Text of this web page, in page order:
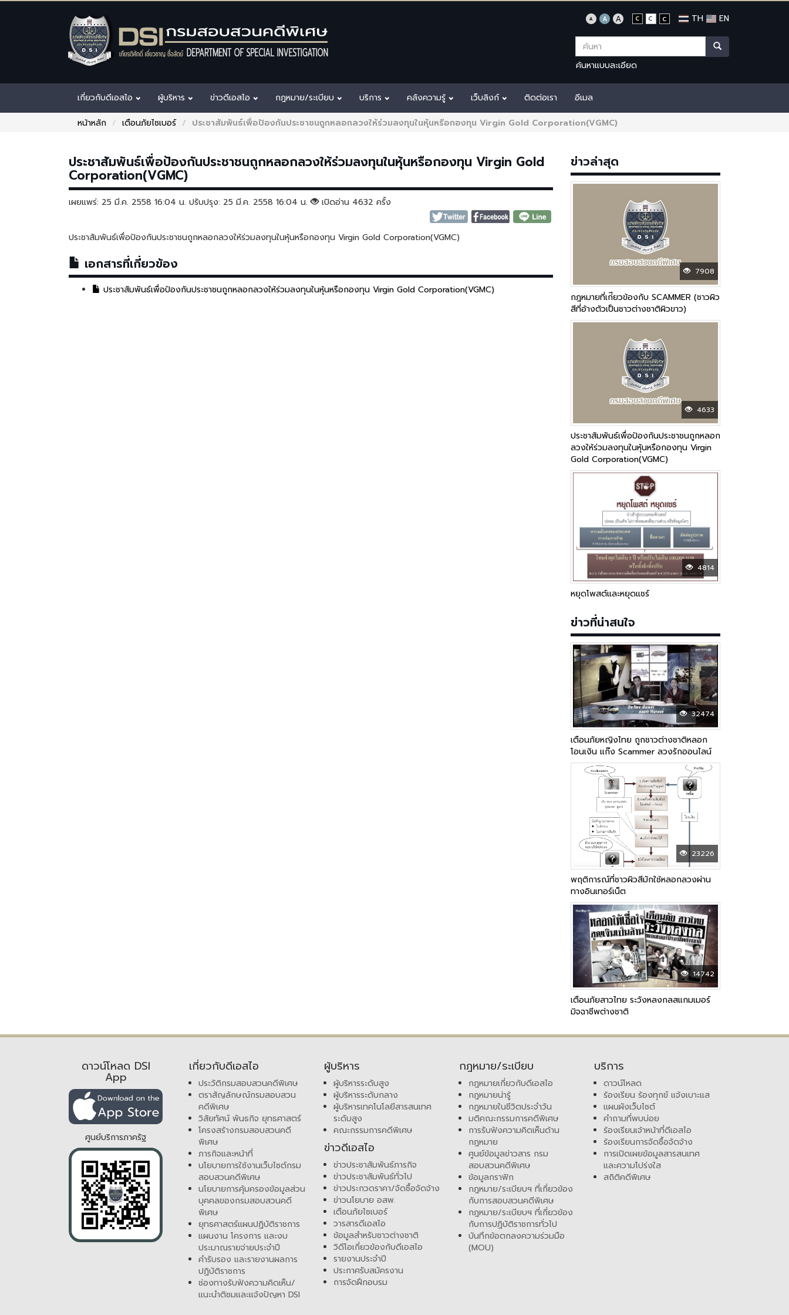
TH EN
ค้นหาแบบละเอียด
เกี่ยวกับดีเอสไอ ผู้บริหาร ข่าวดีเอสไอ กฎหมาย/ระเบียบ บริการ คลังความรู้ เว็บลิงก์ ติดต่อเรา อีเมล
หน้าหลัก เตือนภัยไซเบอร์ ประชาสัมพันธ์เพื่อป้องกันประชาชนถูกหลอกลวงให้ร่วมลงทุนในหุ้นหรือกองทุน Virgin Gold Corporation(VGMC)
ประชาสัมพันธ์เพื่อป้องกันประชาชนถูกหลอกลวงให้ร่วมลงทุนในหุ้นหรือกองทุน Virgin Gold
Corporation(VGMC)
เผยแพร่: 25 มี.ค. 2558 16:04 น. ปรับปรุง: 25 มี.ค. 2558 16:04 น. เปิดอ่าน 4632 ครั้ง
ประชาสัมพันธ์เพื่อป้องกันประชาชนถูกหลอกลวงให้ร่วมลงทุนในหุ้นหรือกองทุน Virgin Gold Corporation(VGMC)
เอกสารที่เกี่ยวข้อง
ประชาสัมพันธ์เพื่อป้องกันประชาชนถูกหลอกลวงให้ร่วมลงทุนในหุ้นหรือกองทุน Virgin Gold Corporation(VGMC)
ข่าวล่าสุด
7908
กฎหมายที่เก่ียวข้องกับ SCAMMER (ชาวผิว
สีที่อ้างตัวเป็นชาวต่างชาติผิวขาว)
4633
ประชาสัมพันธ์เพื่อป้องกันประชาชนถูกหลอก
ลวงให้ร่วมลงทุนในหุ้นหรือกองทุน Virgin
Gold Corporation(VGMC)
4814
หยุดโพสต์และหยุดแชร์
ข่าวที่น่าสนใจ
32474
เตือนภัยหญิงไทย ถูกชาวต่างชาติหลอก
โอนเงิน แก๊ง Scammer ลวงรักออนไลน์
23226
พฤติการณ์ที่ชาวผิวสีมักใช้หลอกลวงผ่าน
ทางอินเทอร์เน็ต
14742
เตือนภัยสาวไทย ระวังหลงกลสแกมเมอร์
มิจฉาชีพต่างชาติ
ดาวน์โหลด DSI
App
ศูนย์บริการภาครัฐ
เกี่ยวกับดีเอสไอ
ประวัติกรมสอบสวนคดีพิเศษ
ตราสัญลักษณ์กรมสอบสวน
คดีพิเศษ
วิสัยทัศน์ พันธกิจ ยุทธศาสตร์
โครงสร้างกรมสอบสวนคดี
พิเศษ
ภารกิจและหน้าที่
นโยบายการใช้งานเว็บไซต์กรม
สอบสวนคดีพิเศษ
นโยบายการคุ้มครองข้อมูลส่วน
บุคคลของกรมสอบสวนคดี
พิเศษ
ยุทธศาสตร์แผนปฏิบัติราชการ
แผนงาน โครงการ และงบ
ประมาณรายจ่ายประจำปี
คำรับรอง และรายงานผลการ
ปฏิบัติราชการ
ช่องทางรับฟังความคิดเห็น/
แนะนำติชมและแจ้งปัญหา DSI
ผู้บริหาร
ผู้บริหารระดับสูง
ผู้บริหารระดับกลาง
ผู้บริหารเทคโนโลยีสารสนเทศ
ระดับสูง
คณะกรรมการคดีพิเศษ
ข่าวดีเอสไอ
ข่าวประชาสัมพันธ์ภารกิจ
ข่าวประชาสัมพันธ์ทั่วไป
ข่าวประกวดราคา/จัดซื้อจัดจ้าง
ข่าวนโยบาย อสพ.
เตือนภัยไซเบอร์
วารสารดีเอสไอ
ข้อมูลสำหรับชาวต่างชาติ
วิดีโอเกี่ยวข้องกับดีเอสไอ
รายงานประจำปี
ประกาศรับสมัครงาน
การจัดฝึกอบรม
กฎหมาย/ระเบียบ
กฎหมายเกี่ยวกับดีเอสไอ
กฎหมายน่ารู้
กฎหมายในชีวิตประจำวัน
มติคณะกรรมการคดีพิเศษ
การรับฟังความคิดเห็นด้าน
กฎหมาย
ศูนย์ข้อมูลข่าวสาร กรม
สอบสวนคดีพิเศษ
ข้อมูลกราฟิก
กฎหมาย/ระเบียบฯ ที่เกี่ยวข้อง
กับการสอบสวนคดีพิเศษ
กฎหมาย/ระเบียบฯ ที่เกี่ยวข้อง
กับการปฏิบัติราชการทั่วไป
บันทึกข้อตกลงความร่วมมือ
(MOU)
บริการ
ดาวน์โหลด
ร้องเรียน ร้องทุกข์ แจ้งเบาะแส
แผนผังเว็บไซต์
คำถามที่พบบ่อย
ร้องเรียนเจ้าหน้าที่ดีเอสไอ
ร้องเรียนการจัดซื้อจัดจ้าง
การเปิดเผยข้อมูลสารสนเทศ
และความโปร่งใส
สถิติคดีพิเศษ